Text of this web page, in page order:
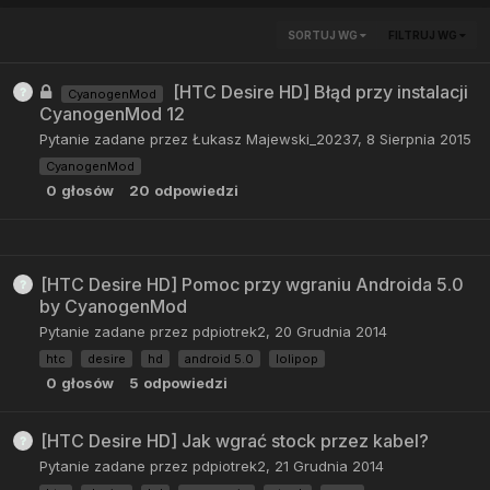
SORTUJ WG FILTRUJ WG
CyanogenMod
[HTC Desire HD] Błąd przy instalacji
CyanogenMod 12
Pytanie zadane przez Łukasz Majewski_20237, 8 Sierpnia 2015
CyanogenMod
0 głosów 20 odpowiedzi
[HTC Desire HD] Pomoc przy wgraniu Androida 5.0
by CyanogenMod
Pytanie zadane przez pdpiotrek2, 20 Grudnia 2014
htc desire hd android 5.0 lolipop
0 głosów 5 odpowiedzi
[HTC Desire HD] Jak wgrać stock przez kabel?
Pytanie zadane przez pdpiotrek2, 21 Grudnia 2014